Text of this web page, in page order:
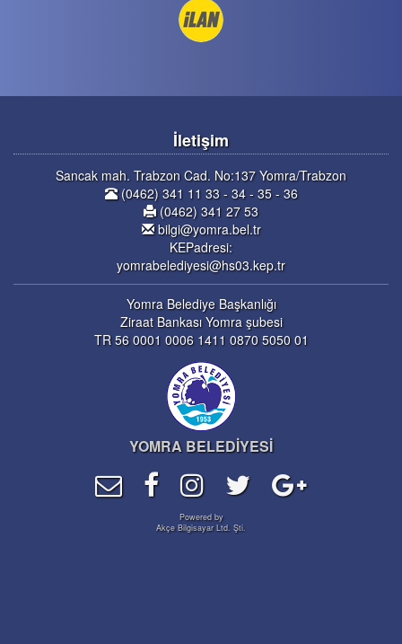
İletişim
Sancak mah. Trabzon Cad. No:137 Yomra/Trabzon
(0462) 341 11 33 - 34 - 35 - 36
(0462) 341 27 53
bilgi@yomra.bel.tr
KEPadresi:
yomrabelediyesi@hs03.kep.tr
Yomra Belediye Başkanlığı
Ziraat Bankası Yomra şubesi
TR 56 0001 0006 1411 0870 5050 01
YOMRA BELEDİYESİ
Powered by
Akçe Bilgisayar Ltd. Şti.